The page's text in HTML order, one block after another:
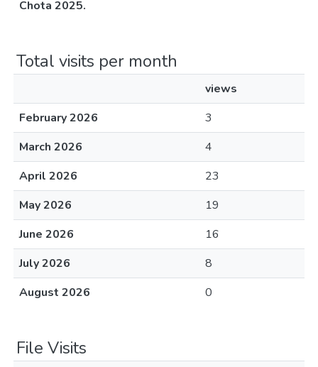
Chota 2025.
Total visits per month
views
February 2026
3
March 2026
4
April 2026
23
May 2026
19
June 2026
16
July 2026
8
August 2026
0
File Visits